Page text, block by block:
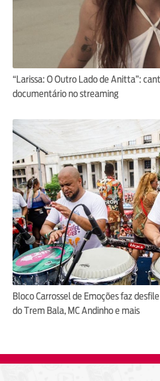
“Larissa: O Outro Lado de Anitta”:
documentário no streaming
Bloco Carrossel de Emoções faz
do Trem Bala, MC Andinho e mais